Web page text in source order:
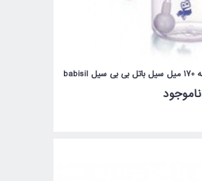
ناموجود